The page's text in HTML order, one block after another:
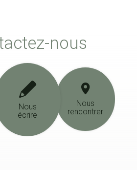
nous
Nous
écrire
Nous
rencontrer